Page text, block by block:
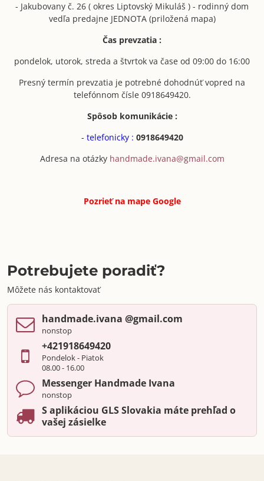
- Jakubovany č. 26 ( okres Liptovský Mikuláš ) - rodinný dom
vedľa predajne JEDNOTA (priložená mapa)
Čas prevzatia :
pondelok, utorok, streda a štvrtok va čase od 09:00 do 16:00
Presný termín prevzatia je potrebné dohodnúť vopred na
telefónnom čísle 0918649420.
Spôsob komunikácie :
- telefonicky : 0918649420
Adresa na otázky handmade.ivana@gmail.com
Pozrieť na mapeGoogle
Potrebujete poradiť?
Môžete nás kontaktovať
handmade​.ivana ​@gmail​.com
nonstop
+421918649420
Pondelok - Piatok
08.00 - 16.00
Messenger Handmade Ivana
nonstop
S aplikáciou GLS Slovakia máte prehľad o
vašej zásielke